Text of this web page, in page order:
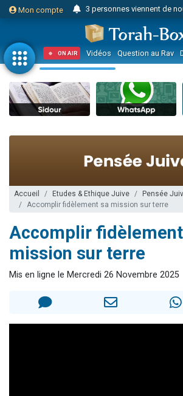
Mon compte
Odaya vient de donner son
3 personnes viennent de faire un don
3 personnes viennent de faire un don pour Diane,
30 personnes viennent de faire un don
Il reste 49 places pour
12 nouvelles musiques
2 nouvelles musiques
8 personnes viennent de faire un don
Il reste 49 places pour
ON AIR Vidéos Question au Rav
Accueil Etudes & Ethique Juive
Pensée
Accomplir fidèlement sa mission sur terre
Accomplir
mission sur terre
Mis en ligne le Mercredi 26 Novembre 2025